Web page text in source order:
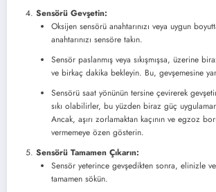
Sensörü Gevşetin:
Oksijen sensörü anahtarınızı veya uygun
anahtarınızı sensöre takın.
Sensör paslanmış veya sıkışmışsa, üzerine
ve birkaç dakika bekleyin. Bu, gevşemesine
Sensörü saat yönünün tersine çevirerek
sıkı olabilirler, bu yüzden biraz güç
Ancak, aşırı zorlamaktan kaçının ve egzoz
vermemeye özen gösterin.
Sensörü Tamamen Çıkarın:
Sensör yeterince gevşedikten sonra, elinizle
tamamen sökün.